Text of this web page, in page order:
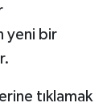
yeni bir
tıklamak